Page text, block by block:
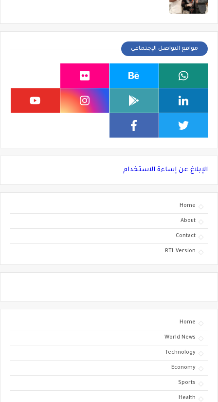
مواقع التواصل الإجتماعي
الإبلاغ عن إساءة الاستخدام
Home
About
Contact
RTL Version
Home
World News
Technology
Economy
Sports
Health